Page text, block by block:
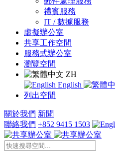
禮賓服務
IT / 數據服務
虛擬辦公室
共享工作空間
服務式辦公室
瀏覽空間
ZH
English
列出空間
關於我們 新聞
聯絡我們 +852 9415 1503